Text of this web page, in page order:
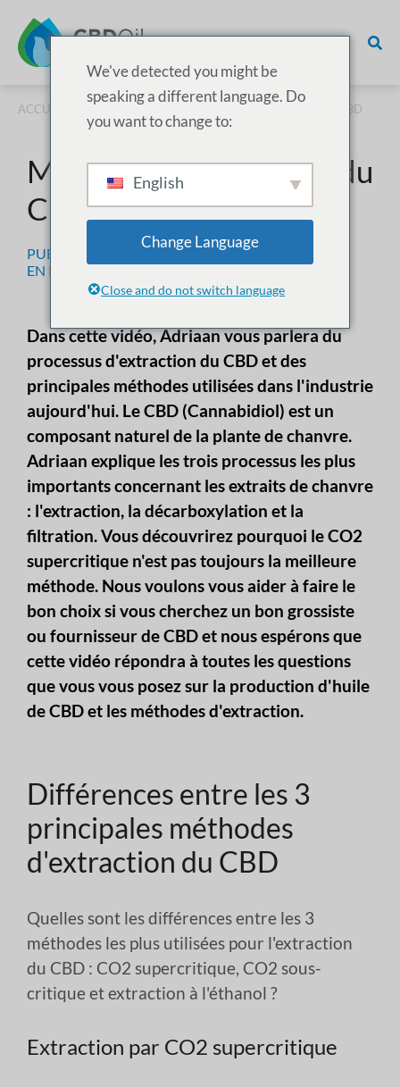
ACCUEIL PRODUCTION / MÉTHODES D'EXTRACTION DU CBD
Méthodes d'extraction du
CBD
PUBLIÉ LE
27 JANVIER 2023
EN PRODUCTION,LA SCIENCE
Dans cette vidéo, Adriaan vous parlera du
processus d'extraction du CBD et des
principales méthodes utilisées dans l'industrie
aujourd'hui. Le CBD (Cannabidiol) est un
composant naturel de la plante de chanvre.
Adriaan explique les trois processus les plus
importants concernant les extraits de chanvre
: l'extraction, la décarboxylation et la
filtration. Vous découvrirez pourquoi le CO2
supercritique n'est pas toujours la meilleure
méthode. Nous voulons vous aider à faire le
bon choix si vous cherchez un bon grossiste
ou fournisseur de CBD et nous espérons que
cette vidéo répondra à toutes les questions
que vous vous posez sur la production d'huile
de CBD et les méthodes d'extraction.
Différences entre les 3
principales méthodes
d'extraction du CBD
Quelles sont les différences entre les 3
méthodes les plus utilisées pour l'extraction
du CBD : CO2 supercritique, CO2 sous-
critique et extraction à l'éthanol ?
Extraction par CO2 supercritique
We've detected you might be
speaking a different language. Do
you want to change to:
English
Change Language
Close and do not switch language